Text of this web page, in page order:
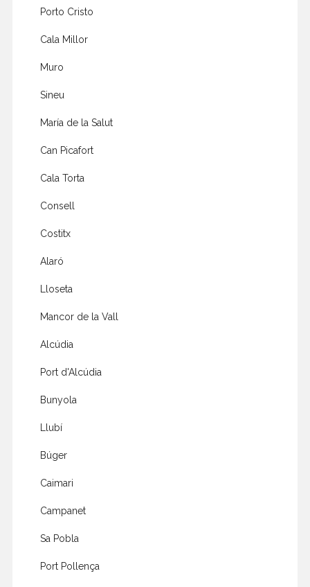
Porto Cristo
Cala Millor
Muro
Sineu
María de la Salut
Can Picafort
Cala Torta
Consell
Costitx
Alaró
Lloseta
Mancor de la Vall
Alcúdia
Port d'Alcúdia
Bunyola
Llubí
Búger
Caimari
Campanet
Sa Pobla
Port Pollença